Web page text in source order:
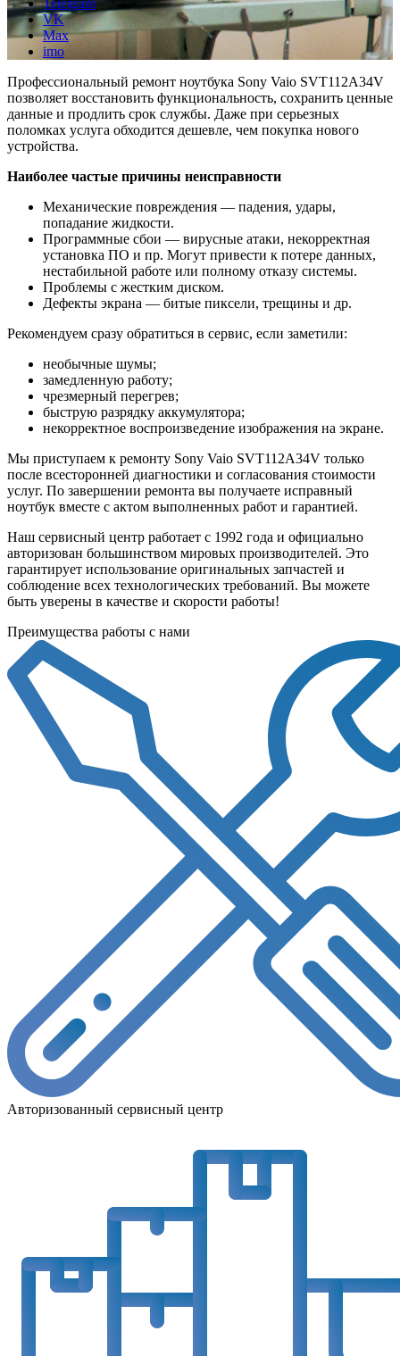
VK
Max
imo
Профессиональный ремонт ноутбука Sony Vaio SVT112A34V
позволяет восстановить функциональность, сохранить ценные
данные и продлить срок службы. Даже при серьезных
поломках услуга обходится дешевле, чем покупка нового
устройства.
Наиболее частые причины неисправности
Механические повреждения — падения, удары,
попадание жидкости.
Программные сбои — вирусные атаки, некорректная
установка ПО и пр. Могут привести к потере данных,
нестабильной работе или полному отказу системы.
Проблемы с жестким диском.
Дефекты экрана — битые пиксели, трещины и др.
Рекомендуем сразу обратиться в сервис, если заметили:
необычные шумы;
замедленную работу;
чрезмерный перегрев;
быструю разрядку аккумулятора;
некорректное воспроизведение изображения на экране.
Мы приступаем к ремонту Sony Vaio SVT112A34V только
после всесторонней диагностики и согласования стоимости
услуг. По завершении ремонта вы получаете исправный
ноутбук вместе с актом выполненных работ и гарантией.
Наш сервисный центр работает с 1992 года и официально
авторизован большинством мировых производителей. Это
гарантирует использование оригинальных запчастей и
соблюдение всех технологических требований. Вы можете
быть уверены в качестве и скорости работы!
Преимущества работы с нами
Авторизованный сервисный центр